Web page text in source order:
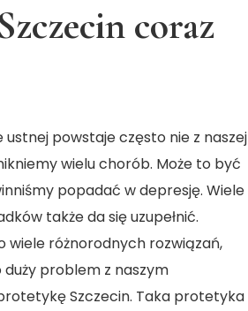
coraz
powstaje często nie z naszej
wielu chorób. Może to być
popadać w depresję. Wiele
także da się uzupełnić.
różnorodnych rozwiązań,
problem z naszym
Szczecin. Taka protetyka